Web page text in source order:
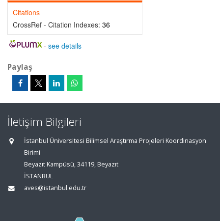
Citations
CrossRef - Citation Indexes: 36
- see details
Paylaş
İletişim Bilgileri
İstanbul Üniversitesi Bilimsel Araştırma Projeleri Koordinasyon
Birimi
Beyazıt Kampüsü, 34119, Beyazıt
İSTANBUL
aves@istanbul.edu.tr